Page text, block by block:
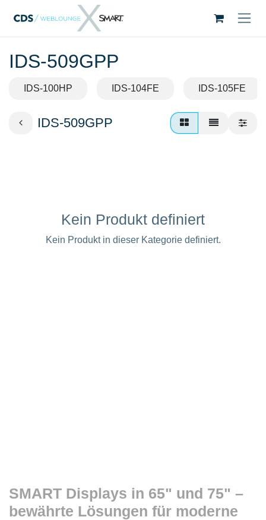
Zum Inhalt springen
IDS-509GPP
IDS-100HP IDS-104FE IDS-105FE
IDS-509GPP
Kein Produkt definiert
Kein Produkt in dieser Kategorie definiert.
SMART Displays in 65" und 75" –
bewährte Lösungen für moderne